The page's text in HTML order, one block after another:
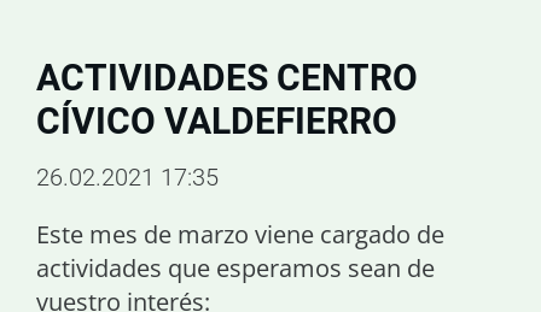
ACTIVIDADES CENTRO
CÍVICO VALDEFIERRO
26.02.2021 17:35
Este mes de marzo viene cargado de
actividades que esperamos sean de
vuestro interés: